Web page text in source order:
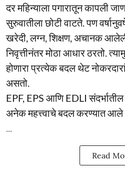
दर महिन्याला पगारातून कापली
सुरुवातीला छोटी वाटते. पण
खरेदी, लग्न, शिक्षण, अचानक
निवृत्तीनंतर मोठा आधार ठरतो.
होणारा प्रत्येक बदल थेट
असतो.
EPF, EPS आणि EDLI
अनेक महत्त्वाचे बदल करण्यात
Read